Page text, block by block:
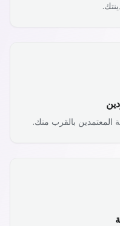
المعتمدين بالقرب منك.